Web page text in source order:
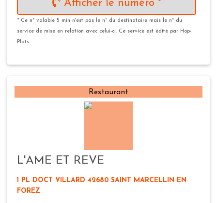
Afficher le numéro *
* Ce n° valable 5 min n'est pas le n° du destinataire mais le n° du
service de mise en relation avec celui-ci. Ce service est édité par Hop-
Plats.
Restaurant
L'AME ET REVE
1 PL DOCT VILLARD 42680 SAINT MARCELLIN EN
FOREZ